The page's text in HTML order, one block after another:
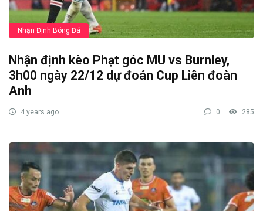
Nhận Định Bóng Đá
Nhận định kèo Phạt góc MU vs Burnley,
3h00 ngày 22/12 dự đoán Cup Liên đoàn
Anh
4 years ago 0 285